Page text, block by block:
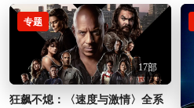
专题
17部
狂飙不熄：〈速度与激情〉全系